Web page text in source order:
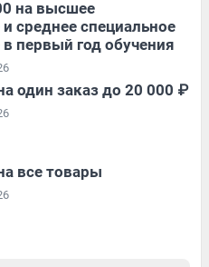
на высшее
среднее специальное
первый год обучения
один заказ до 20 000 ₽
все товары